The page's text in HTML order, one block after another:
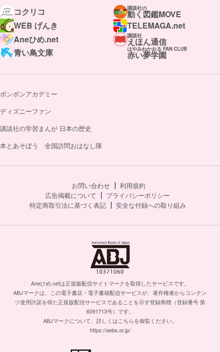
コクリコ
講談社の
動く図鑑MOVE
WEB げんき
TELEMAGA.net
Aneひめ.net
講談社
えほん通信
青い鳥文庫
はやみねかおる FAN CLUB
赤い夢学園
ボンボンアカデミー
ディズニーファン
講談社の学習まんが 日本の歴史
本とあそぼう 全国訪問おはなし隊
お問い合わせ
利用規約
広告掲載について
プライバシーポリシー
特定商取引法に基づく表記
安全な付録への取り組み
Aneひめ.netは正規版配信サイトマークを取得したサービスです。
ABJマークは、この電子書店・電子書籍配信サービスが、著作権者からコンテン
ツ使用許諾を得た正規版配信サービスであることを示す登録商標（登録番号 第
6091713号）です。
ABJマークについて、詳しくはこちらを御覧ください。
https://aebs.or.jp/